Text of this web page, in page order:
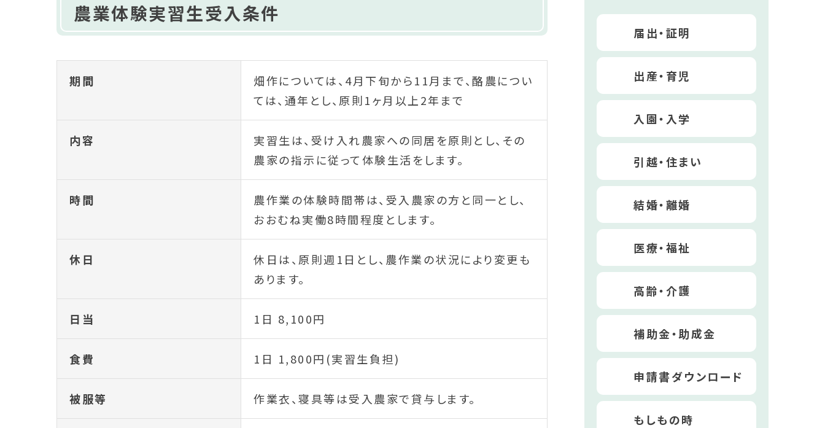
農業体験実習生受入条件
期間
畑作については、4月下旬から11月まで、酪農につい
ては、通年とし、原則1ヶ月以上2年まで
内容
実習生は、受け入れ農家への同居を原則とし、その
農家の指示に従って体験生活をします。
時間
農作業の体験時間帯は、受入農家の方と同一とし、
おおむね実働8時間程度とします。
休日
休日は、原則週1日とし、農作業の状況により変更も
あります。
日当 1日 8,100円
食費 1日 1,800円(実習生負担)
被服等 作業衣、寝具等は受入農家で貸与します。
届出・証明
出産・育児
入園・入学
引越・住まい
結婚・離婚
医療・福祉
高齢・介護
補助金・助成金
申請書ダウンロード
もしもの時